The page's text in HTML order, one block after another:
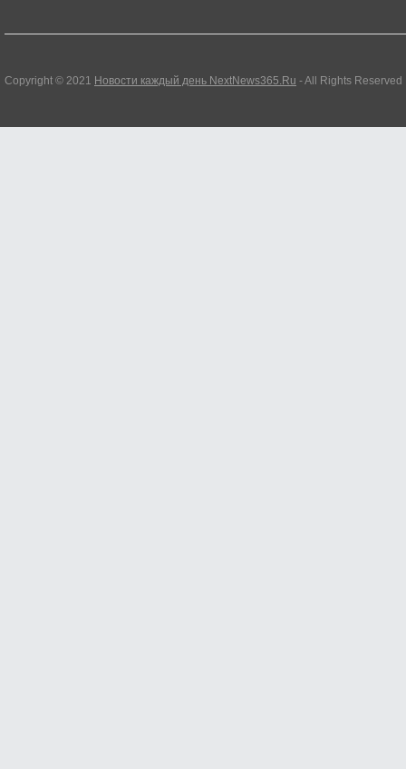
Copyright © 2021 Новости каждый день NextNews365.Ru - All Rights Reserved